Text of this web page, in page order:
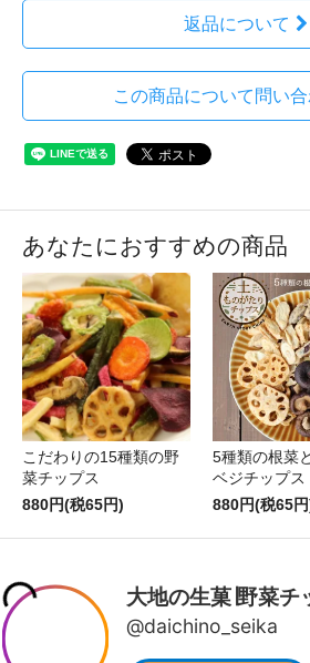
返品について
この商品について問い
あなたにおすすめの商品
こだわりの15種類の野
菜チップス
880円(税65円)
5種類の根菜
ベジチップス
880円(税65